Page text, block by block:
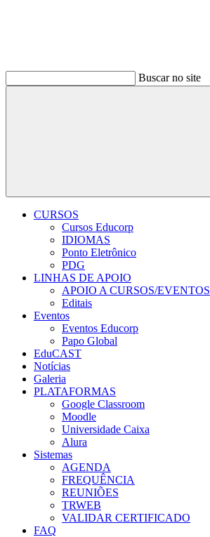
Buscar no site
Buscar
CURSOS
Cursos Educorp
IDIOMAS
Ponto Eletrônico
PDG
LINHAS DE APOIO
APOIO A CURSOS/EVENTOS
Editais
Eventos
Eventos Educorp
Papo Global
EduCAST
Notícias
Galeria
PLATAFORMAS
Google Classroom
Moodle
Universidade Caixa
Alura
Sistemas
AGENDA
FREQUÊNCIA
REUNIÕES
TRWEB
VALIDAR CERTIFICADO
FAQ